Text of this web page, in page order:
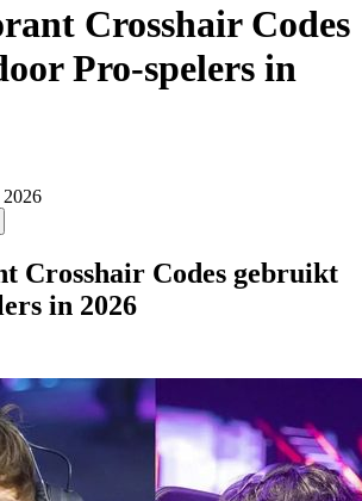
Crosshair Codes
Pro-spelers in
Crosshair Codes gebruikt
in 2026